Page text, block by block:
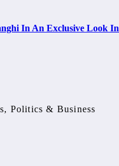
In An Exclusive Look
Politics & Business